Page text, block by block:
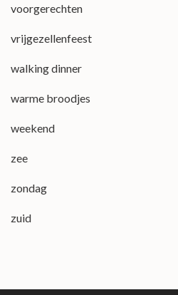
voorgerechten
vrijgezellenfeest
walking dinner
warme broodjes
weekend
zee
zondag
zuid